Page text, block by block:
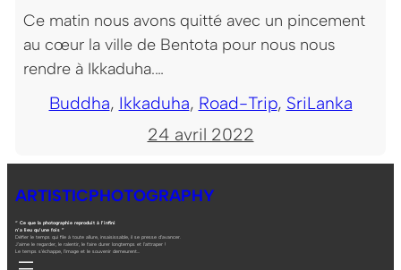
Ce matin nous avons quitté avec un pincement
au cœur la ville de Bentota pour nous nous
rendre à Ikkaduha.…
Buddha, Ikkaduha, Road-Trip, SriLanka
24 avril 2022
ARTISTICPHOTOGRAPHY
“ Ce que la photographie reproduit à l’infini
n’a lieu qu’une fois ”
Défier le temps qui file à toute allure, insaisissable, il se presse d’avancer.
J’aime le regarder, le ralentir, le faire durer longtemps et l’attraper !
Le temps s’échappe, l’image et le souvenir demeurent…